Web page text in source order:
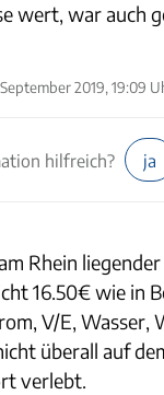
wert, war auch
2019, 19:09
hilfreich? ja
Rhein
16.50€ wie in
V/E, Wasser,
überall auf
verlebt.